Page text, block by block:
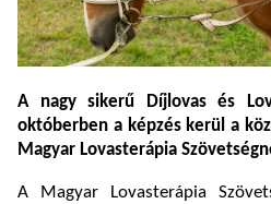
A nagy sikerű Díjlovas és
októberben a képzés kerül a
Magyar Lovasterápia
A Magyar Lovasterápia